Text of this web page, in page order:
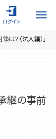
ログイン
？（法人編）」
継の事前